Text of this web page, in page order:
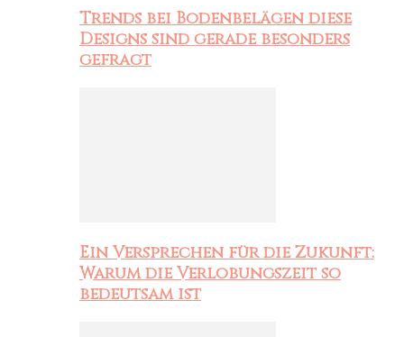
Trends bei Bodenbelägen diese
Designs sind gerade besonders
gefragt
Ein Versprechen für die Zukunft:
Warum die Verlobungszeit so
bedeutsam ist